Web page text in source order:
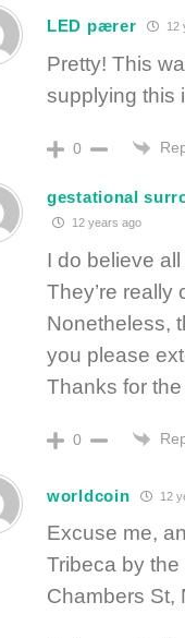
LED pærer 12
Pretty! This
supplying this
0
gestational
12 years ago
I do believe
They’re
Nonetheless,
you please
Thanks for
0
worldcoin 12
Excuse me,
Tribeca by
Chambers St,